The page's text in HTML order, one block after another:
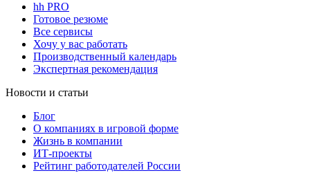
hh PRO
Готовое резюме
Все сервисы
Хочу у вас работать
Производственный календарь
Экспертная рекомендация
Новости и статьи
Блог
О компаниях в игровой форме
Жизнь в компании
ИТ-проекты
Рейтинг работодателей России